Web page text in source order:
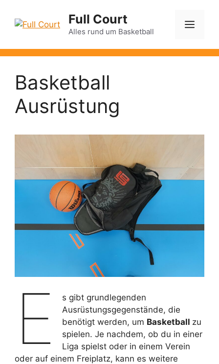
Inhalt
springen
Full Court
Alles rund um Basketball
Basketball
Ausrüstung
E
s gibt grundlegenden
Ausrüstungsgegenstände, die
benötigt werden, um Basketball zu
spielen. Je nachdem, ob du in einer
Liga spielst oder in einem Verein
oder auf einem Freiplatz, kann es weitere